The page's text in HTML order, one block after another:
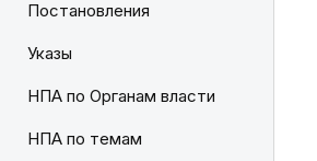
Постановления
Указы
НПА по Органам власти
НПА по темам